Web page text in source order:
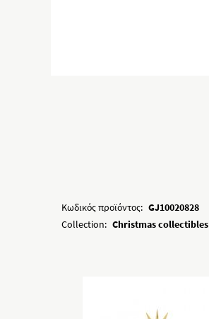
Κωδικός προϊόντος: GJ10020828
Collection: Christmas collectibles